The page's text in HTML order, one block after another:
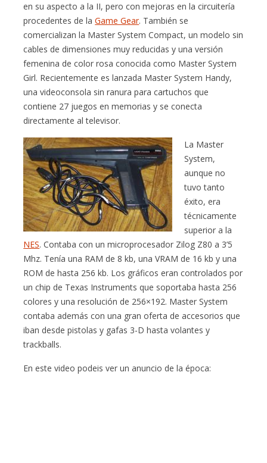
en su aspecto a la II, pero con mejoras en la circuitería
procedentes de laGame Gear. También se
comercializan la Master System Compact, un modelo sin
cables de dimensiones muy reducidas y una versión
femenina de color rosa conocida como Master System
Girl. Recientemente es lanzada Master System Handy,
una videoconsola sin ranura para cartuchos que
contiene 27 juegos en memorias y se conecta
directamente al televisor.
La Master
System,
aunque no
tuvo tanto
éxito, era
técnicamente
superior a la
NES. Contaba con un microprocesador Zilog Z80 a 3’5
Mhz. Tenía una RAM de 8 kb, una VRAM de 16 kb y una
ROM de hasta 256 kb. Los gráficos eran controlados por
un chip de Texas Instruments que soportaba hasta 256
colores y una resolución de 256×192. Master System
contaba además con una gran oferta de accesorios que
iban desde pistolas y gafas 3-D hasta volantes y
trackballs.
En este video podeis ver un anuncio de la época: